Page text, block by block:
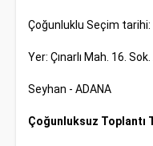
Çoğunluklu Seçim
Yer: Çınarlı Mah. 16.
Seyhan - ADANA
Çoğunluksuz Toplantı